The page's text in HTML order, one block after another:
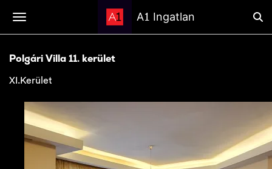
A1 Ingatlan
Polgári Villa 11. kerület
XI.Kerület